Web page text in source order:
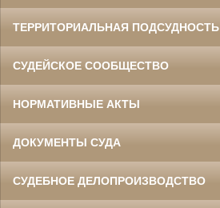
ТЕРРИТОРИАЛЬНАЯ ПОДСУДНОСТЬ
СУДЕЙСКОЕ СООБЩЕСТВО
НОРМАТИВНЫЕ АКТЫ
ДОКУМЕНТЫ СУДА
СУДЕБНОЕ ДЕЛОПРОИЗВОДСТВО